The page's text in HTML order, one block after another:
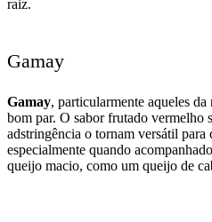
raiz.
Gamay
Gamay, particularmente aqueles
bom par. O sabor frutado vermelho
adstringência o tornam versátil para
especialmente quando
queijo macio, como um queijo de